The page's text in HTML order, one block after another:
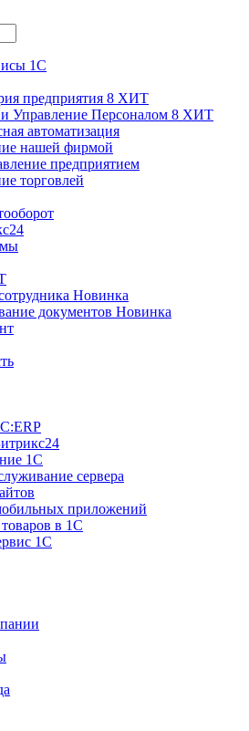
1С
предприятия 8 ХИТ
Управление Персоналом 8 ХИТ
автоматизация
нашей фирмой
предприятием
торговлей
Новинка
документов Новинка
1С
сервера
приложений
в 1С
1С